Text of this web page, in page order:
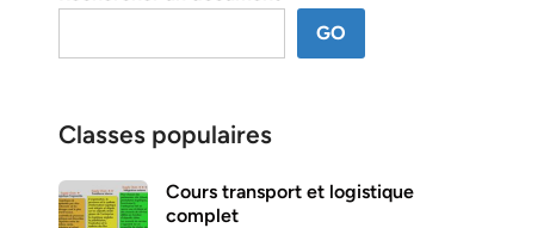
GO
Classes populaires
Cours transport et logistique
complet